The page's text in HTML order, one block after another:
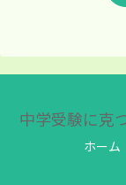
中学受験に克
ホーム